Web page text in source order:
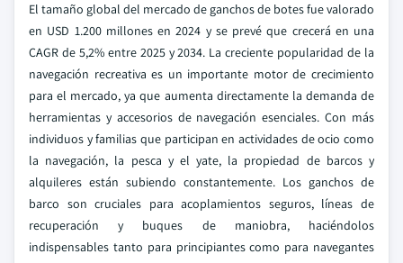
El tamaño global del mercado de ganchos de botes fue valorado
en USD 1.200 millones en 2024 y se prevé que crecerá en una
CAGR de 5,2% entre 2025 y 2034. La creciente popularidad de la
navegación recreativa es un importante motor de crecimiento
para el mercado, ya que aumenta directamente la demanda de
herramientas y accesorios de navegación esenciales. Con más
individuos y familias que participan en actividades de ocio como
la navegación, la pesca y el yate, la propiedad de barcos y
alquileres están subiendo constantemente. Los ganchos de
barco son cruciales para acoplamientos seguros, líneas de
recuperación y buques de maniobra, haciéndolos
indispensables tanto para principiantes como para navegantes